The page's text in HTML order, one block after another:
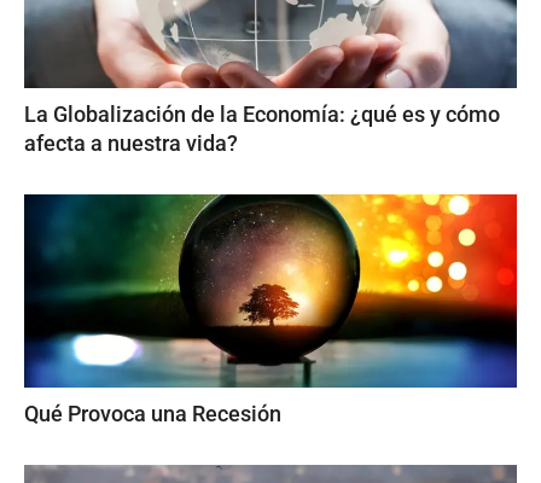
La Globalización de la Economía: ¿qué es y cómo
afecta a nuestra vida?
Qué Provoca una Recesión